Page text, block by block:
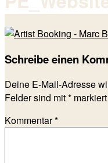
Schreibe einen
Deine E-Mail-Adresse
Felder sind mit* markiert
Kommentar*